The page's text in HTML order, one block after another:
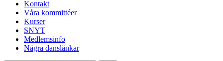
Kontakt
Våra kommittéer
Kurser
SNYT
Medlemsinfo
Några danslänkar